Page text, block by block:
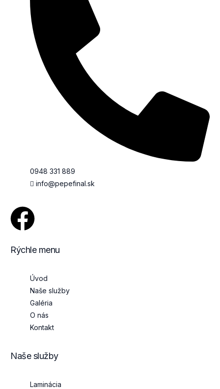
0948 331 889
info@pepefinal.sk
Rýchle menu
Úvod
Naše služby
Galéria
O nás
Kontakt
Naše služby
Laminácia